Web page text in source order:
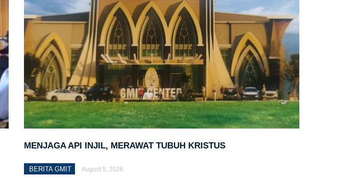
Pdt. Melky J. Ulu
dan Memperkuat
Change </i>‘Spirit
MENJAGA API INJIL, MERAWAT TUBUH KRISTUS
BERITA GMIT August 5, 2026